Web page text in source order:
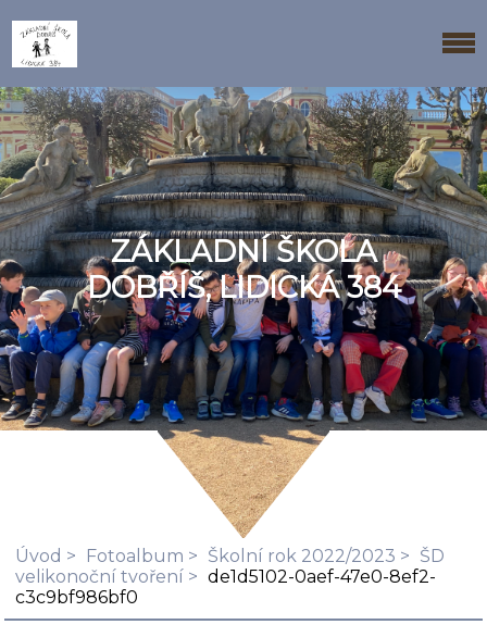
ZÁKLADNÍ ŠKOLA
DOBŘÍŠ, LIDICKÁ 384
Úvod Fotoalbum Školní rok 2022/2023
ŠD
velikonoční tvoření
de1d5102-0aef-47e0-8ef2-
c3c9bf986bf0